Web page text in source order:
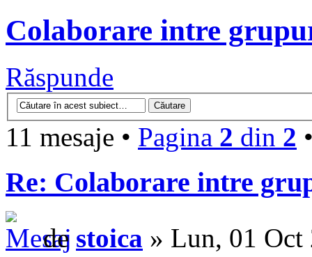
Colaborare intre
Răspunde
11 mesaje • Pagina 2 din 2
Re: Colaborare intre
de stoica » Lun, 01 Oct